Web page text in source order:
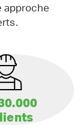
approche